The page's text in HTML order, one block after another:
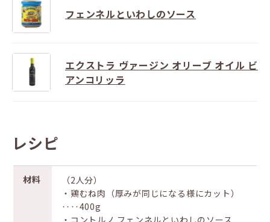
フェンネルといわしのソース
エクストラ ヴァージン オリーブ オイル ビ
アンコリッラ
レシピ
材料
（2人分）
・鶏むね肉（厚みが同じになる様にカット）
‥‥400g
・コントルノ フェンネルといわしのソース